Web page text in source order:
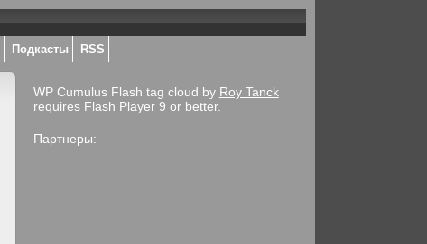
Подкасты RSS
WP Cumulus Flash tag cloud by Roy Tanck
requires Flash Player 9 or better.
Партнеры: